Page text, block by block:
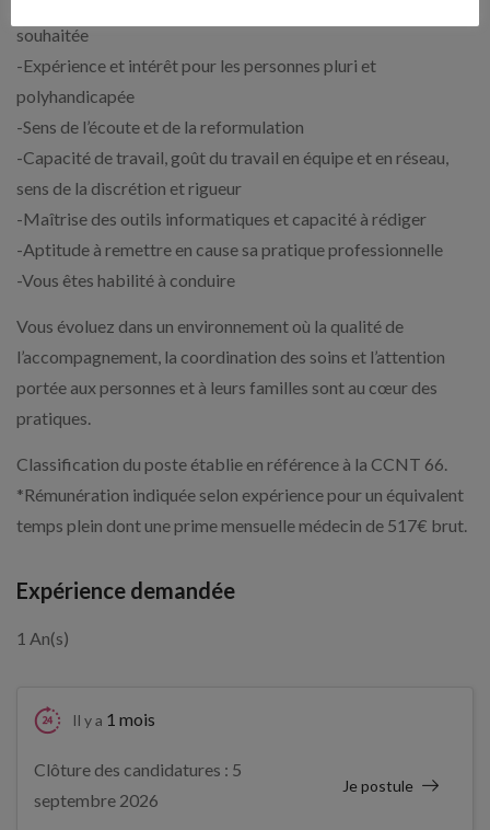
souhaitée
-Expérience et intérêt pour les personnes pluri et
polyhandicapée
-Sens de l’écoute et de la reformulation
-Capacité de travail, goût du travail en équipe et en réseau,
sens de la discrétion et rigueur
-Maîtrise des outils informatiques et capacité à rédiger
-Aptitude à remettre en cause sa pratique professionnelle
-Vous êtes habilité à conduire
Vous évoluez dans un environnement où la qualité de
l’accompagnement, la coordination des soins et l’attention
portée aux personnes et à leurs familles sont au cœur des
pratiques.
Classification du poste établie en référence à la CCNT 66.
*Rémunération indiquée selon expérience pour un équivalent
temps plein dont une prime mensuelle médecin de 517€ brut.
Expérience demandée
1 An(s)
Il y a 1 mois
Clôture des candidatures : 5
septembre 2026
Je postule